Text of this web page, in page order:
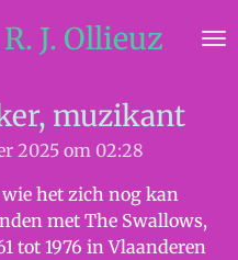
J. Ollieuz
muzikant
2025 om 02:28
het zich nog kan
met The Swallows,
tot 1976 in Vlaanderen